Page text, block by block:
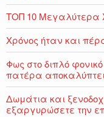
ΤΟΠ 10 Μεγαλύτερα
Χρόνος ήταν και
Φως στο διπλό
πατέρα αποκαλύπτει
Δωμάτια και
εξαργυρώσετε την